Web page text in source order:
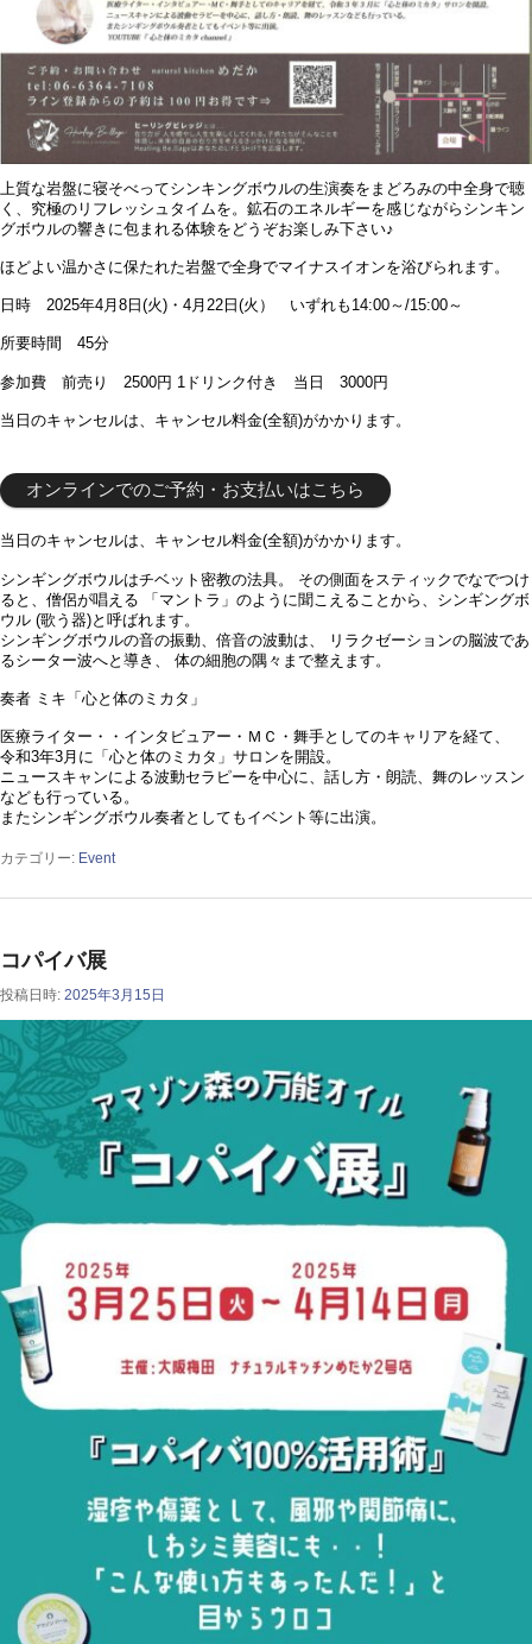
上質な岩盤に寝そべってシンキングボウルの生演奏をまどろみの中全身で聴
く、究極のリフレッシュタイムを。鉱石のエネルギーを感じながらシンキン
グボウルの響きに包まれる体験をどうぞお楽しみ下さい♪
ほどよい温かさに保たれた岩盤で全身でマイナスイオンを浴びられます。
日時 2025年4月8日(火)・4月22日(火） いずれも14:00～/15:00～
所要時間 45分
参加費 前売り 2500円 1ドリンク付き 当日 3000円
当日のキャンセルは、キャンセル料金(全額)がかかります。
オンラインでのご予約・お支払いはこちら
当日のキャンセルは、キャンセル料金(全額)がかかります。
シンギングボウルはチベット密教の法具。 その側面をスティックでなでつけ
ると、僧侶が唱える 「マントラ」のように聞こえることから、シンギングボ
ウル (歌う器)と呼ばれます。
シンギングボウルの音の振動、倍音の波動は、 リラクゼーションの脳波であ
るシーター波へと導き、 体の細胞の隅々まで整えます。
奏者 ミキ「心と体のミカタ」
医療ライター・・インタビュアー・ＭＣ・舞手としてのキャリアを経て、
令和3年3月に「心と体のミカタ」サロンを開設。
ニュースキャンによる波動セラピーを中心に、話し方・朗読、舞のレッスン
なども行っている。
またシンギングボウル奏者としてもイベント等に出演。
カテゴリー: Event
コパイバ展
投稿日時: 2025年3月15日